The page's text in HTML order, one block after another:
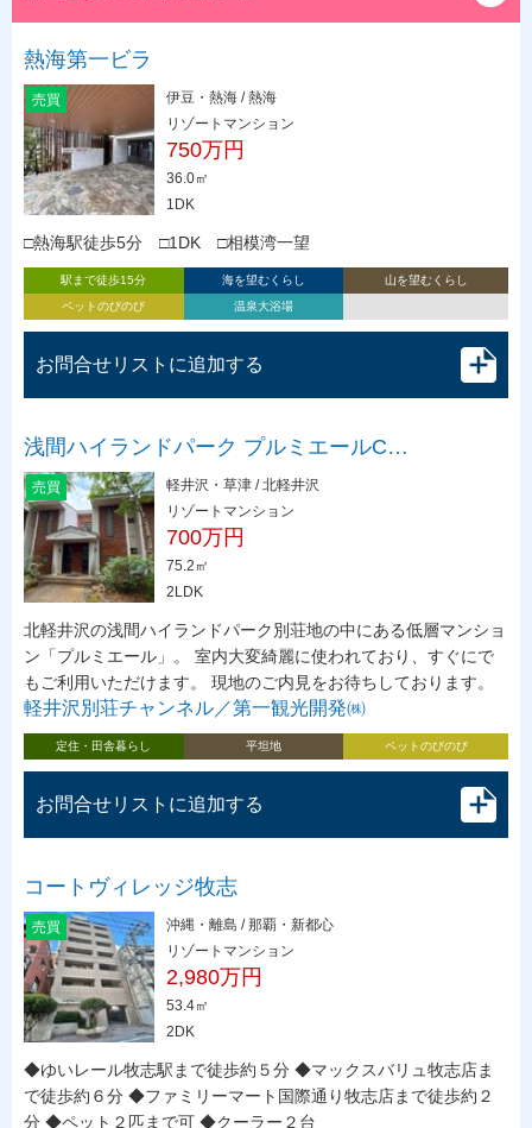
熱海第一ビラ
売買
伊豆・熱海 / 熱海
リゾートマンション
750万円
36.0㎡
1DK
□熱海駅徒歩5分 □1DK □相模湾一望
駅まで徒歩15分 海を望むくらし
山を望むくらし
ペットのびのび
温泉大浴場
お問合せリストに追加する
浅間ハイランドパーク プルミエールC…
売買
軽井沢・草津 / 北軽井沢
リゾートマンション
700万円
75.2㎡
2LDK
北軽井沢の浅間ハイランドパーク別荘地の中にある低層マンショ
ン「プルミエール」。 室内大変綺麗に使われており、すぐにで
もご利用いただけます。 現地のご内見をお待ちしております。
軽井沢別荘チャンネル／第一観光開発㈱
定住・田舎暮らし 平坦地 ペットのびのび
お問合せリストに追加する
コートヴィレッジ牧志
売買
沖縄・離島 / 那覇・新都心
リゾートマンション
2,980万円
53.4㎡
2DK
◆ゆいレール牧志駅まで徒歩約５分 ◆マックスバリュ牧志店ま
で徒歩約６分 ◆ファミリーマート国際通り牧志店まで徒歩約２
分 ◆ペット２匹まで可 ◆クーラー２台